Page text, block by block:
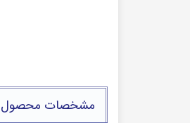
مشخصات محصول